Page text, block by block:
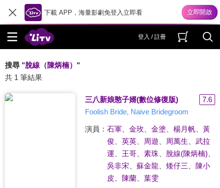
下載 APP，海量影劇免登入立即看
登入 / 註冊
搜尋 "脫線（陳炳楠） "
共 1 筆結果
三八新娘憨子婿(數位修復版)
7.6
Foolish Bride, Naive Bridegroom
演員： 石軍、 金玫 金塗 楊月帆、 黃
俊
英英、 周遊 周萬生
武拉
運
王哥、 素珠 脫線(陳炳楠)
吳非宋
蘇金龍 矮仔三
陳小
皮
陳蘭、 葉雯